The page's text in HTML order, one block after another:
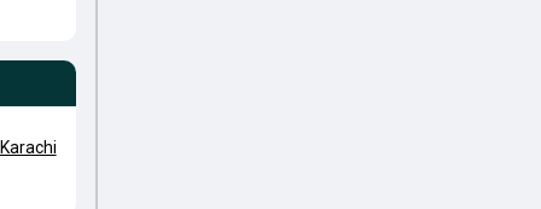
Karachi